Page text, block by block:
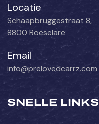
Locatie
Schaapbruggestraat 8,
8800 Roeselare
Email
info@prelovedcarrz.com
SNELLE LINKS